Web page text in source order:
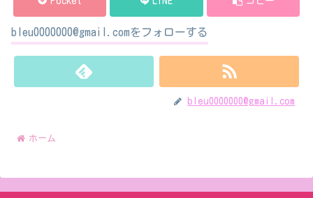
bleu0000000@gmail.comをフォローする
bleu0000000@gmail.com
ホーム